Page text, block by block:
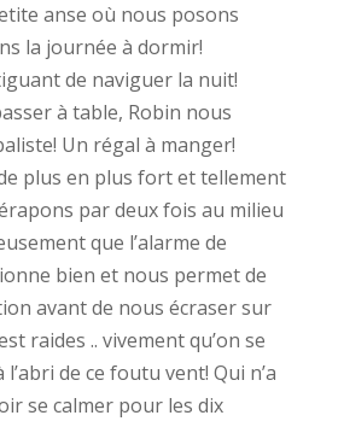
anse où nous posons
la journée à dormir!
de naviguer la nuit!
à table, Robin nous
Un régal à manger!
plus en plus fort et tellement
par deux fois au milieu
que l’alarme de
bien et nous permet de
avant de nous écraser sur
raides .. vivement qu’on se
de ce foutu vent! Qui n’a
se calmer pour les dix